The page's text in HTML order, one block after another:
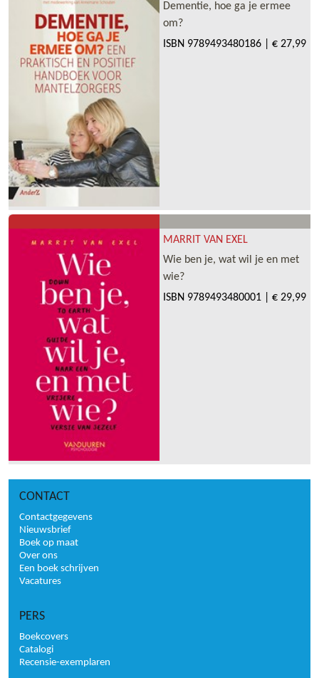
Dementie, hoe ga je ermee
om?
ISBN 9789493480186 € 27,99
MARRIT VAN EXEL
Wie ben je, wat wil je en met
wie?
ISBN 9789493480001 € 29,99
CONTACT
Contactgegevens
Nieuwsbrief
Boek op maat
Over ons
Een boek schrijven
Vacatures
PERS
Boekcovers
Catalogi
Recensie-exemplaren